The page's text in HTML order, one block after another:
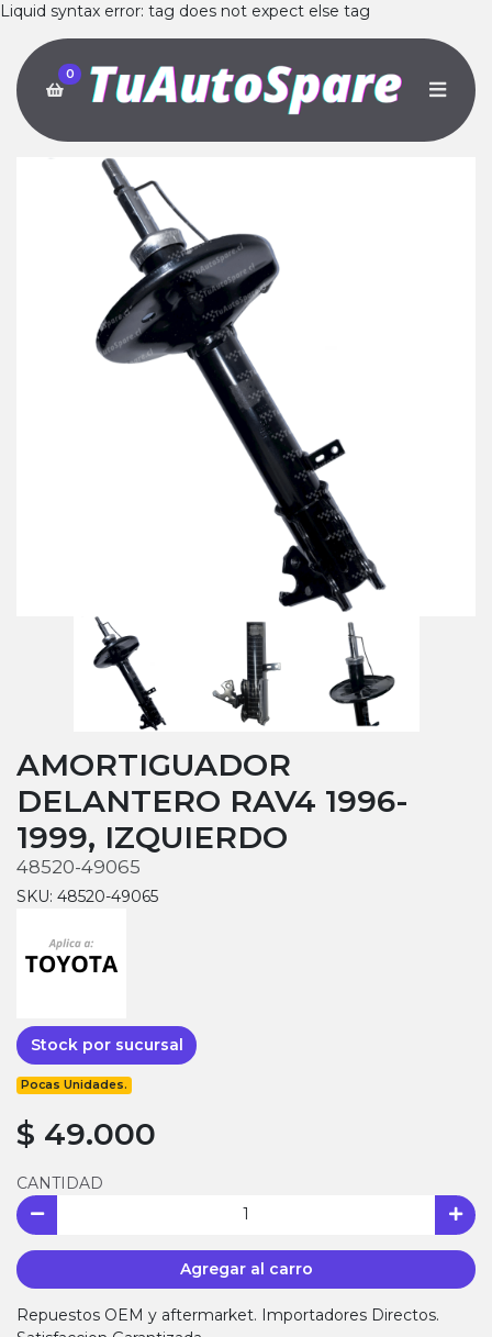
Liquid syntax error: tag does not expect else tag
0
AMORTIGUADOR
DELANTERO RAV4 1996-
1999, IZQUIERDO
48520-49065
SKU: 48520-49065
Stock por sucursal
Pocas Unidades.
$ 49.000
CANTIDAD
Agregar al carro
Repuestos OEM y aftermarket. Importadores Directos.